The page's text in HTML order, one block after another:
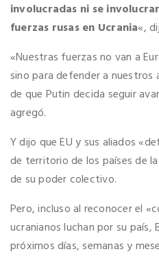
involucradas ni se
fuerzas rusas en Ucrania«,
«Nuestras fuerzas no van a
sino para defender a nuestros
de que Putin decida seguir
agregó.
Y dijo que EU y sus aliados
de territorio de los países de
de su poder colectivo.
Pero, incluso al reconocer el
ucranianos luchan por su país,
próximos días, semanas y